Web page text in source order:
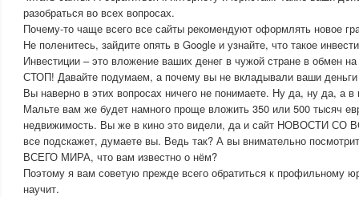
разобраться во всех вопросах.
Почему-то чаще всего все сайты рекомендуют оформлять новое
Не поленитесь, зайдите опять в Google и узнайте, что такое
Инвестиции – это вложение ваших денег в чужой стране в обмен
СТОП! Давайте подумаем, а почему вы не вкладывали ваши деньги
Вы наверно в этих вопросах ничего не понимаете. Ну да, ну да, а в
Мальте вам же будет намного проще вложить 350 или 500 тысяч
недвижимость. Вы же в кино это видели, да и сайт НОВОСТИ СО
все подскажет, думаете вы. Ведь так? А вы внимательно
ВСЕГО МИРА, что вам известно о нём?
Поэтому я вам советую прежде всего обратиться к профильному
научит.